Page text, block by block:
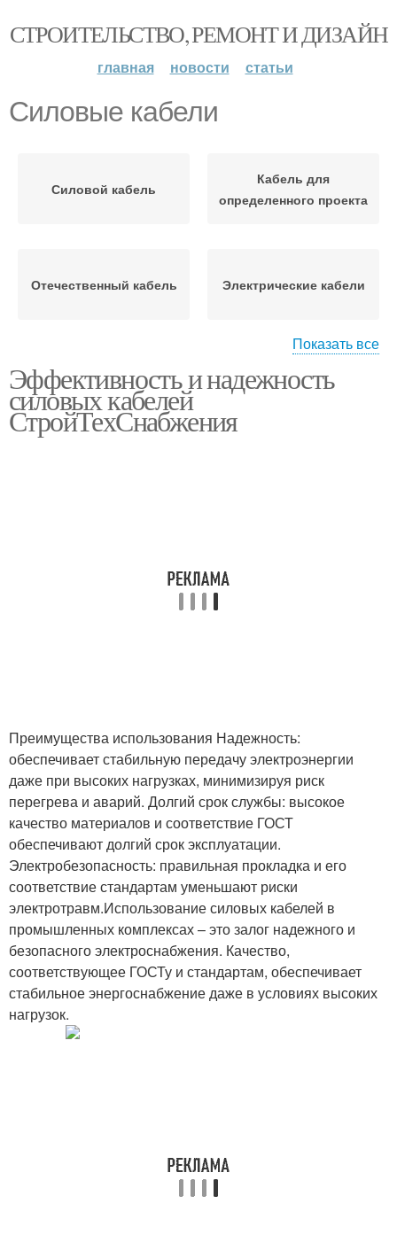
СТРОИТЕЛЬСТВО, РЕМОНТ И ДИЗАЙН
главная новости статьи
Силовые кабели
Силовой кабель
Кабель для
определенного проекта
Отечественный кабель Электрические кабели
Обозначения для
кабелей
Показать все
Эффективность и надежность
силовых кабелей
СтройТехСнабжения
Преимущества использования Надежность:
обеспечивает стабильную передачу электроэнергии
даже при высоких нагрузках, минимизируя риск
перегрева и аварий. Долгий срок службы: высокое
качество материалов и соответствие ГОСТ
обеспечивают долгий срок эксплуатации.
Электробезопасность: правильная прокладка и его
соответствие стандартам уменьшают риски
электротравм.Использование силовых кабелей в
промышленных комплексах – это залог надежного и
безопасного электроснабжения. Качество,
соответствующее ГОСТу и стандартам, обеспечивает
стабильное энергоснабжение даже в условиях высоких
нагрузок.